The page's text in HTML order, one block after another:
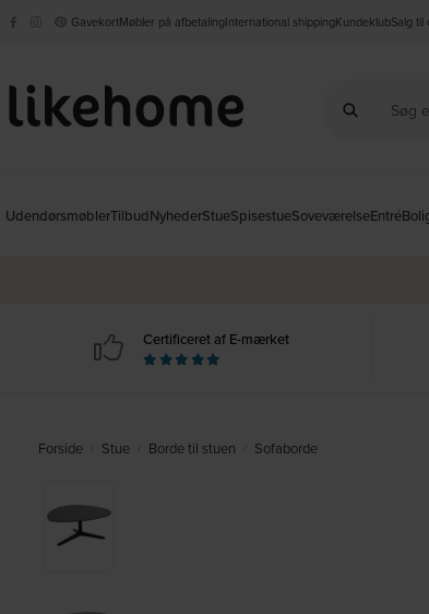
GavekortMøbler på afbetalingInternational shippingKundeklubSalg
UdendørsmøblerTilbudNyhederStueSpisestueSoveværelseEntré
Certificeret af E-mærket
Forside Stue Borde til stuen Sofaborde